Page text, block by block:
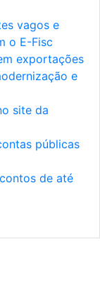
vagos e
o E-Fisc
exportações
e
site da
públicas
de até